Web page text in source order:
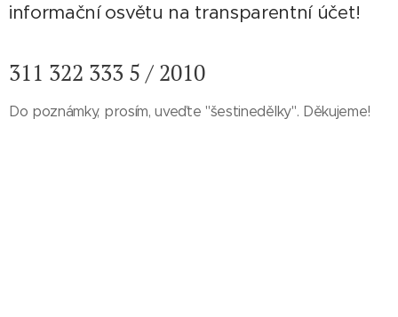
informační osvětu na transparentní účet!
311 322 333 5 / 2010
Do poznámky, prosím, uveďte "šestinedělky". Děkujeme!